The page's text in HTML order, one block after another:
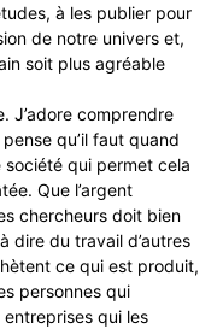
à les publier pour
de notre univers et,
soit plus agréable
J’adore comprendre
qu’il faut quand
société qui permet cela
Que l’argent
chercheurs doit bien
dire du travail d’autres
ce qui est produit,
personnes qui
qui les